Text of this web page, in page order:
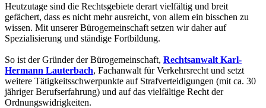
Heutzutage sind die Rechtsgebiete derart vielfältig und breit
gefächert, dass es nicht mehr ausreicht, von allem ein bisschen zu
wissen. Mit unserer Bürogemeinschaft setzen wir daher auf
Spezialisierung und ständige Fortbildung.
So ist der Gründer der Bürogemeinschaft, Rechtsanwalt Karl-
Hermann Lauterbach, Fachanwalt für Verkehrsrecht und setzt
weitere Tätigkeitsschwerpunkte auf Strafverteidigungen (mit ca. 30
jähriger Berufserfahrung) und auf das vielfältige Recht der
Ordnungswidrigkeiten.